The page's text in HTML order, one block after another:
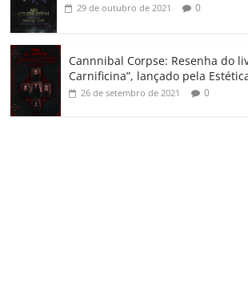
29 de outubro de 2021 0
Cannnibal Corpse: Resenha do
Carnificina”, lançado pela
26 de setembro de 2021 0